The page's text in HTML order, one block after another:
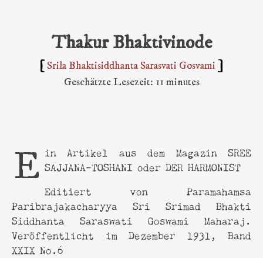
Thakur Bhaktivinode
Srila Bhaktisiddhanta Sarasvati Gosvami
Geschätzte Lesezeit: 11 minutes
Ein Artikel aus dem Magazin SREE SAJJANA-TOSHANI oder DER HARMONIST
Editiert von Paramahamsa
Paribrajakacharyya Sri Srimad Bhakti
Siddhanta Saraswati Goswami Maharaj.
Veröffentlicht im Dezember 1931, Band
XXIX No.6